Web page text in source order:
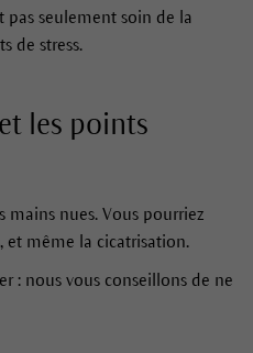
seulement soin de la
de stress.
les points
mains nues. Vous pourriez
et même la cicatrisation.
: nous vous conseillons de ne